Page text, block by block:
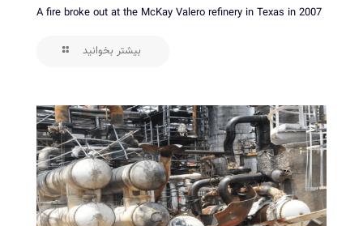
A fire broke out at the McKay Valero refinery in Texas in 2007
بیشتر بخوانید